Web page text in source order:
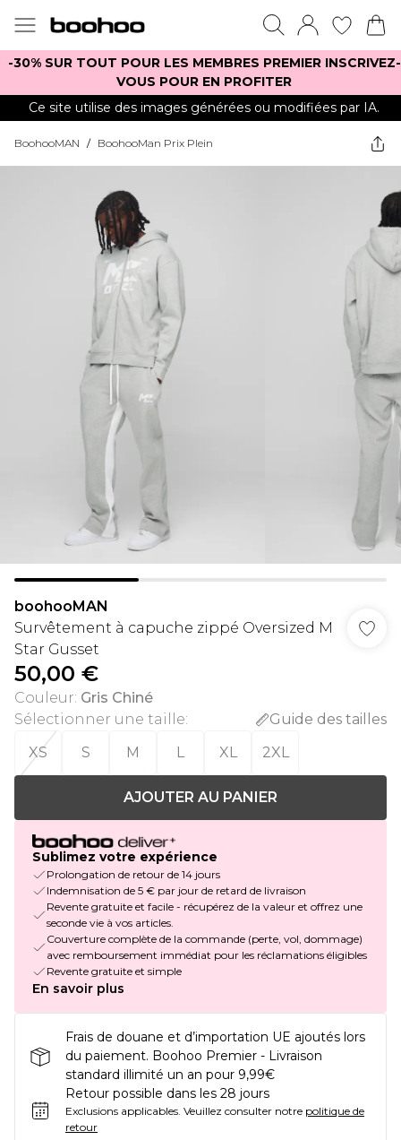
-30% SUR TOUT POUR LES MEMBRES PREMIER INSCRIVEZ-
VOUS POUR EN PROFITER
Ce site utilise des images générées ou modifiées par IA.
BoohooMAN / BoohooMan Prix Plein
boohooMAN
Survêtement à capuche zippé Oversized M
Star Gusset
50,00 €
Couleur: Gris Chiné
Sélectionner une taille:
Guide des tailles
XS
S M L XL 2XL
AJOUTER AU PANIER
Sublimez votre expérience
Prolongation de retour de 14 jours
Indemnisation de 5 € par jour de retard de livraison
Revente gratuite et facile - récupérez de la valeur et offrez une
seconde vie à vos articles.
Couverture complète de la commande (perte, vol, dommage)
avec remboursement immédiat pour les réclamations éligibles
Revente gratuite et simple
En savoir plus
Frais de douane et d’importation UE ajoutés lors
du paiement. Boohoo Premier - Livraison
standard illimité un an pour 9,99€
Retour possible dans les 28 jours
Exclusions applicables. Veuillez consulter notre politique de
retour